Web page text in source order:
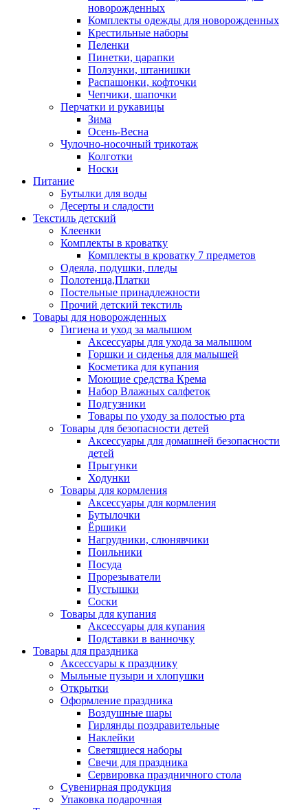
новорожденных
Комплекты одежды для новорожденных
Крестильные наборы
Пеленки
Пинетки, царапки
Ползунки, штанишки
Распашонки, кофточки
Чепчики, шапочки
Перчатки и рукавицы
Зима
Осень-Весна
Чулочно-носочный трикотаж
Колготки
Носки
Питание
Бутылки для воды
Десерты и сладости
Текстиль детский
Клеенки
Комплекты в кроватку
Комплекты в кроватку 7 предметов
Одеяла, подушки, пледы
Полотенца,Платки
Постельные принадлежности
Прочий детский текстиль
Товары для новорожденных
Гигиена и уход за малышом
Аксессуары для ухода за малышом
Горшки и сиденья для малышей
Косметика для купания
Моющие средства Крема
Набор Влажных салфеток
Подгузники
Товары по уходу за полостью рта
Товары для безопасности детей
Аксессуары для домашней безопасности
детей
Прыгунки
Ходунки
Товары для кормления
Аксессуары для кормления
Бутылочки
Ёршики
Нагрудники, слюнявчики
Поильники
Посуда
Прорезыватели
Пустышки
Соски
Товары для купания
Аксессуары для купания
Подставки в ванночку
Товары для праздника
Аксессуары к празднику
Мыльные пузыри и хлопушки
Открытки
Оформление праздника
Воздушные шары
Гирлянды поздравительные
Наклейки
Светящиеся наборы
Свечи для праздника
Сервировка праздничного стола
Сувенирная продукция
Упаковка подарочная